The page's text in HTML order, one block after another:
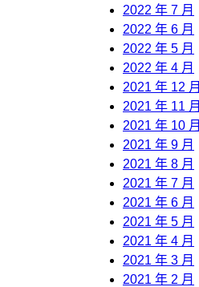
2022 年 7 月
2022 年 6 月
2022 年 5 月
2022 年 4 月
2021 年 12 月
2021 年 11 月
2021 年 10 月
2021 年 9 月
2021 年 8 月
2021 年 7 月
2021 年 6 月
2021 年 5 月
2021 年 4 月
2021 年 3 月
2021 年 2 月